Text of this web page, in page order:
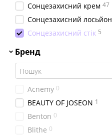
Сонцезахисний крем 47
Сонцезахисний лосьйон
Сонцезахисний стік 5
Бренд
Acnemy 0
BEAUTY OF JOSEON 1
Benton 0
Blithe 0